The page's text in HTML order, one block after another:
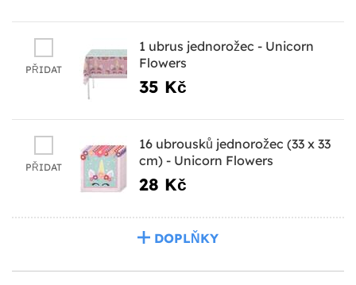
PŘIDAT
1 ubrus jednorožec - Unicorn
Flowers
35 Kč
PŘIDAT
16 ubrousků jednorožec (33 x 33
cm) - Unicorn Flowers
28 Kč
DOPLŇKY